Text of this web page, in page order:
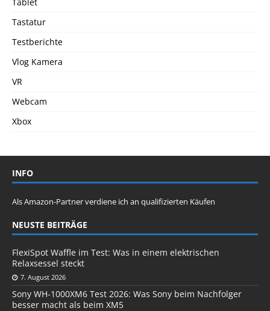
Tastatur
Testberichte
Vlog Kamera
VR
Webcam
Xbox
INFO
Als Amazon-Partner verdiene ich an qualifizierten Käufen
NEUSTE BEITRÄGE
FlexiSpot Waffle im Test: Was in einem elektrischen
Relaxsessel steckt
7. August 2026
Sony WH-1000XM6 Test 2026: Was Sony beim Nachfolger
besser macht als beim XM5